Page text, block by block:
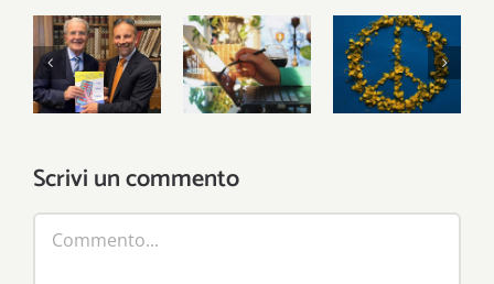
My name
is Bond,
EuroBond!
Europa e
dove
trovarla (e
La nostra
speranza
Scrivi un commento